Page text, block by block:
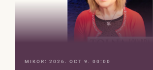
MIKOR: 2026. OCT 9. 00:00